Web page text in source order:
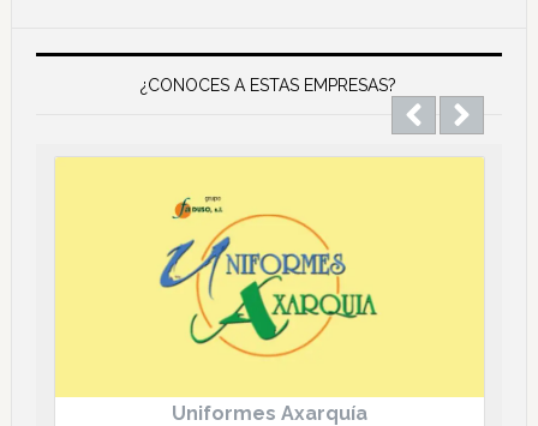
Main
Content¿CONOCES A ESTAS EMPRESAS?
Uniformes Axarquía